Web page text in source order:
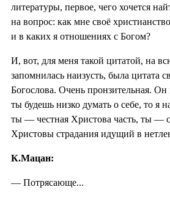
литературы, первое, чего хочется
на вопрос: как мне своё
и в каких я отношениях с Богом?
И, вот, для меня такой цитатой, на
запомнилась наизусть, была цитата
Богослова. Очень пронзительная. Он
ты будешь низко думать о себе, то я
ты — честная Христова часть, ты —
Христовы страдания идущий в
К.Мацан:
— Потрясающе...